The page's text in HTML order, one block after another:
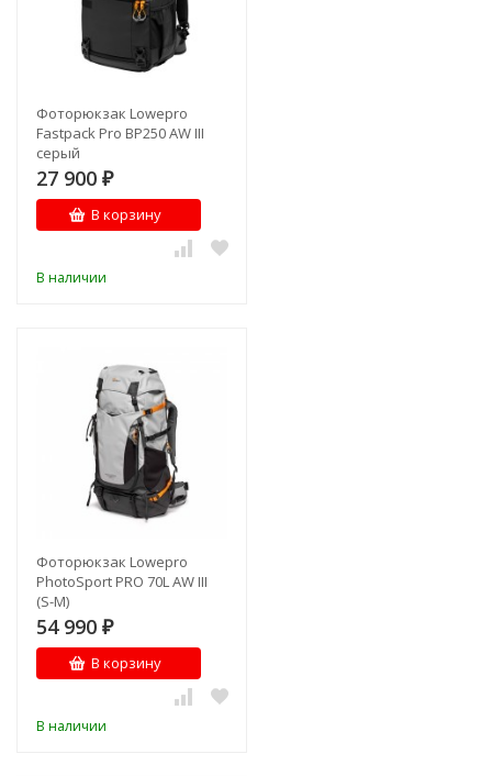
Фоторюкзак Lowepro
Fastpack Pro BP250 AW III
серый
27 900 ₽
В корзину
В наличии
Фоторюкзак Lowepro
PhotoSport PRO 70L AW III
(S-M)
54 990 ₽
В корзину
В наличии